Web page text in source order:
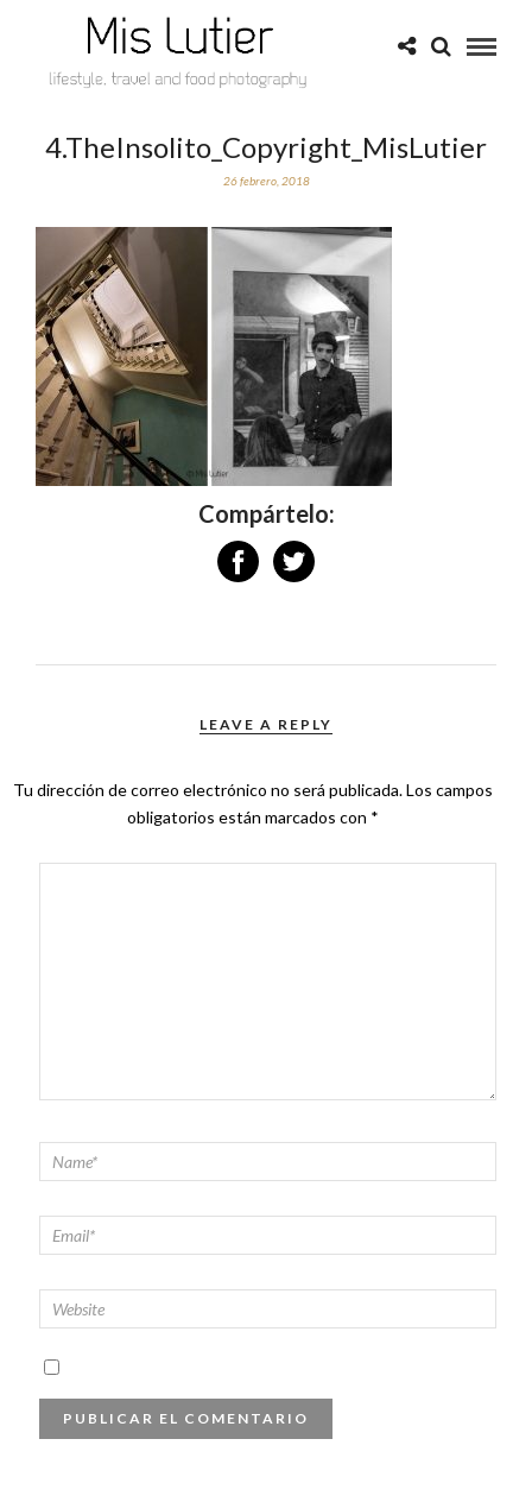
4.TheInsolito_Copyright_MisLutier
26 febrero, 2018
Compártelo:
LEAVE A REPLY
Tu dirección de correo electrónico no será publicada.Los campos
obligatorios están marcados con *